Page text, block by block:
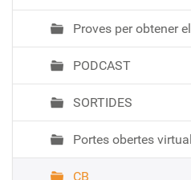
Proves per obtener
PODCAST
SORTIDES
Portes obertes
CB